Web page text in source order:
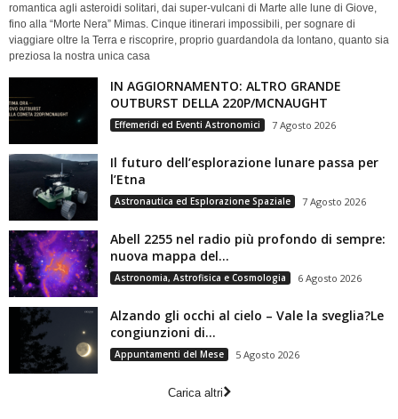
romantica agli asteroidi solitari, dai super-vulcani di Marte alle lune di Giove,
fino alla “Morte Nera” Mimas. Cinque itinerari impossibili, per sognare di
viaggiare oltre la Terra e riscoprire, proprio guardandola da lontano, quanto sia
preziosa la nostra unica casa
IN AGGIORNAMENTO: ALTRO GRANDE
OUTBURST DELLA 220P/MCNAUGHT
Effemeridi ed Eventi Astronomici 7 Agosto 2026
Il futuro dell’esplorazione lunare passa per
l’Etna
Astronautica ed Esplorazione Spaziale 7 Agosto 2026
Abell 2255 nel radio più profondo di sempre:
nuova mappa del...
Astronomia, Astrofisica e Cosmologia 6 Agosto 2026
Alzando gli occhi al cielo – Vale la sveglia?Le
congiunzioni di...
Appuntamenti del Mese 5 Agosto 2026
Carica altri